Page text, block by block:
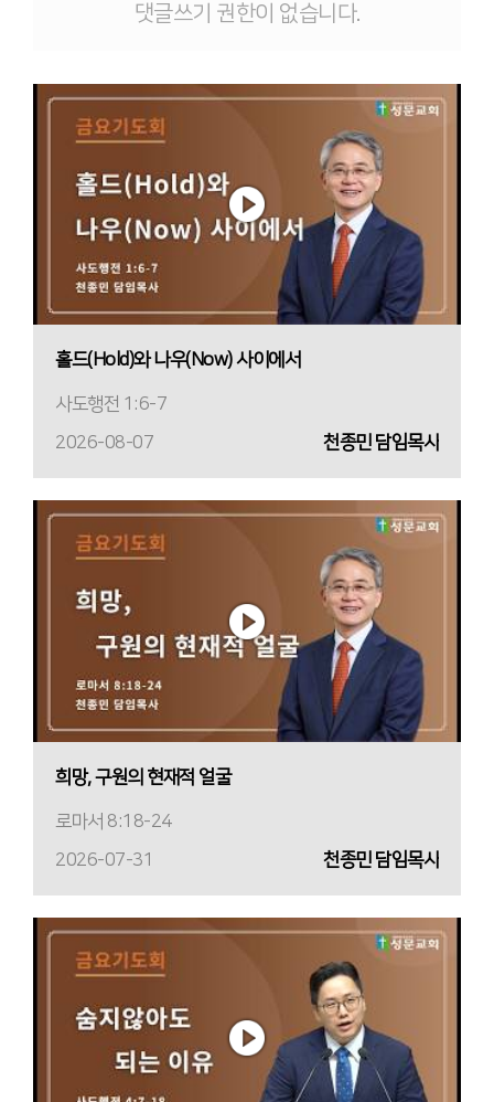
댓글쓰기 권한이 없습니다.
홀드(Hold)와 나우(Now) 사이에서
사도행전 1:6-7
2026-08-07
천종민 담임목사
희망, 구원의 현재적 얼굴
로마서 8:18-24
2026-07-31
천종민 담임목사